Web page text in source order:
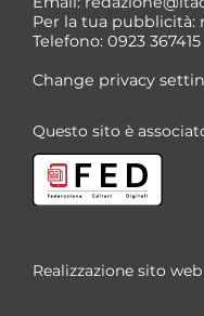
Per la tua pubblicità:
Telefono: 0923 367415
Change privacy
Questo sito è
Realizzazione sito web